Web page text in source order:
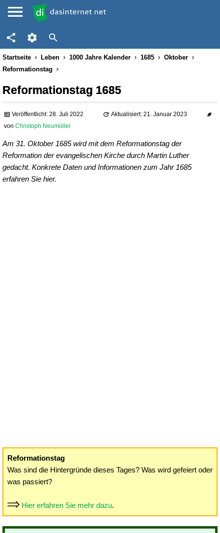
Startseite Leben 1000 Jahre Kalender 1685
Oktober
Reformationstag
Reformationstag 1685
Veröffentlicht: 28. Juli 2022
Aktualisiert: 21. Januar 2023
von Christoph Neumüller
Am 31. Oktober 1685 wird mit dem Reformationstag der
Reformation der evangelischen Kirche durch Martin Luther
gedacht. Konkrete Daten und Informationen zum Jahr 1685
erfahren Sie hier.
Reformationstag
Was sind die Hintergründe dieses Tages? Was wird gefeiert oder
was passiert?
Hier erfahren Sie mehr dazu.